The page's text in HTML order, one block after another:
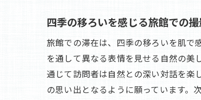
四季の移ろいを感じる旅館での
旅館での滞在は、四季の移ろいを肌で
を通して異なる表情を見せる自然の美
通じて訪問者は自然との深い対話を楽
の思い出となるように願っています。